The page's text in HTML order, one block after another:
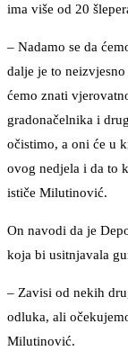
ima više od 20
– Nadamo se da
dalje je to
ćemo znati
gradonačelnika i
očistimo, a oni će u
ovog nedjela i da to
ističe Milutinović.
On navodi da je
koja bi usitnjavala
– Zavisi od nekih
odluka, ali
Milutinović.